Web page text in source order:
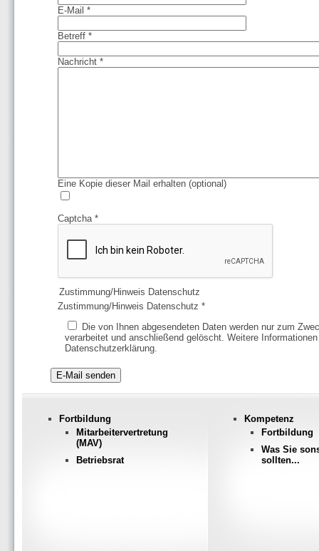
E-Mail *
Betreff *
Nachricht *
Eine Kopie dieser Mail erhalten (optional)
Captcha*
Zustimmung/Hinweis Datenschutz
Zustimmung/Hinweis Datenschutz *
verarbeitet und anschließend gelöscht. Weitere
Datenschutzerklärung.
E-Mail senden
Fortbildung
Mitarbeitervertretung
(MAV)
Betriebsrat
Kompetenz
Fortbildung
Was Sie
sollten...